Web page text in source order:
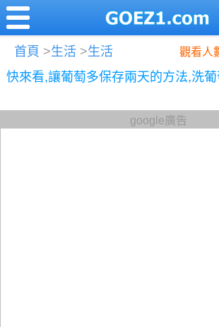
首頁 >生活 >生活 觀看人
快來看,讓葡萄多保存兩天的方法,洗
google廣告